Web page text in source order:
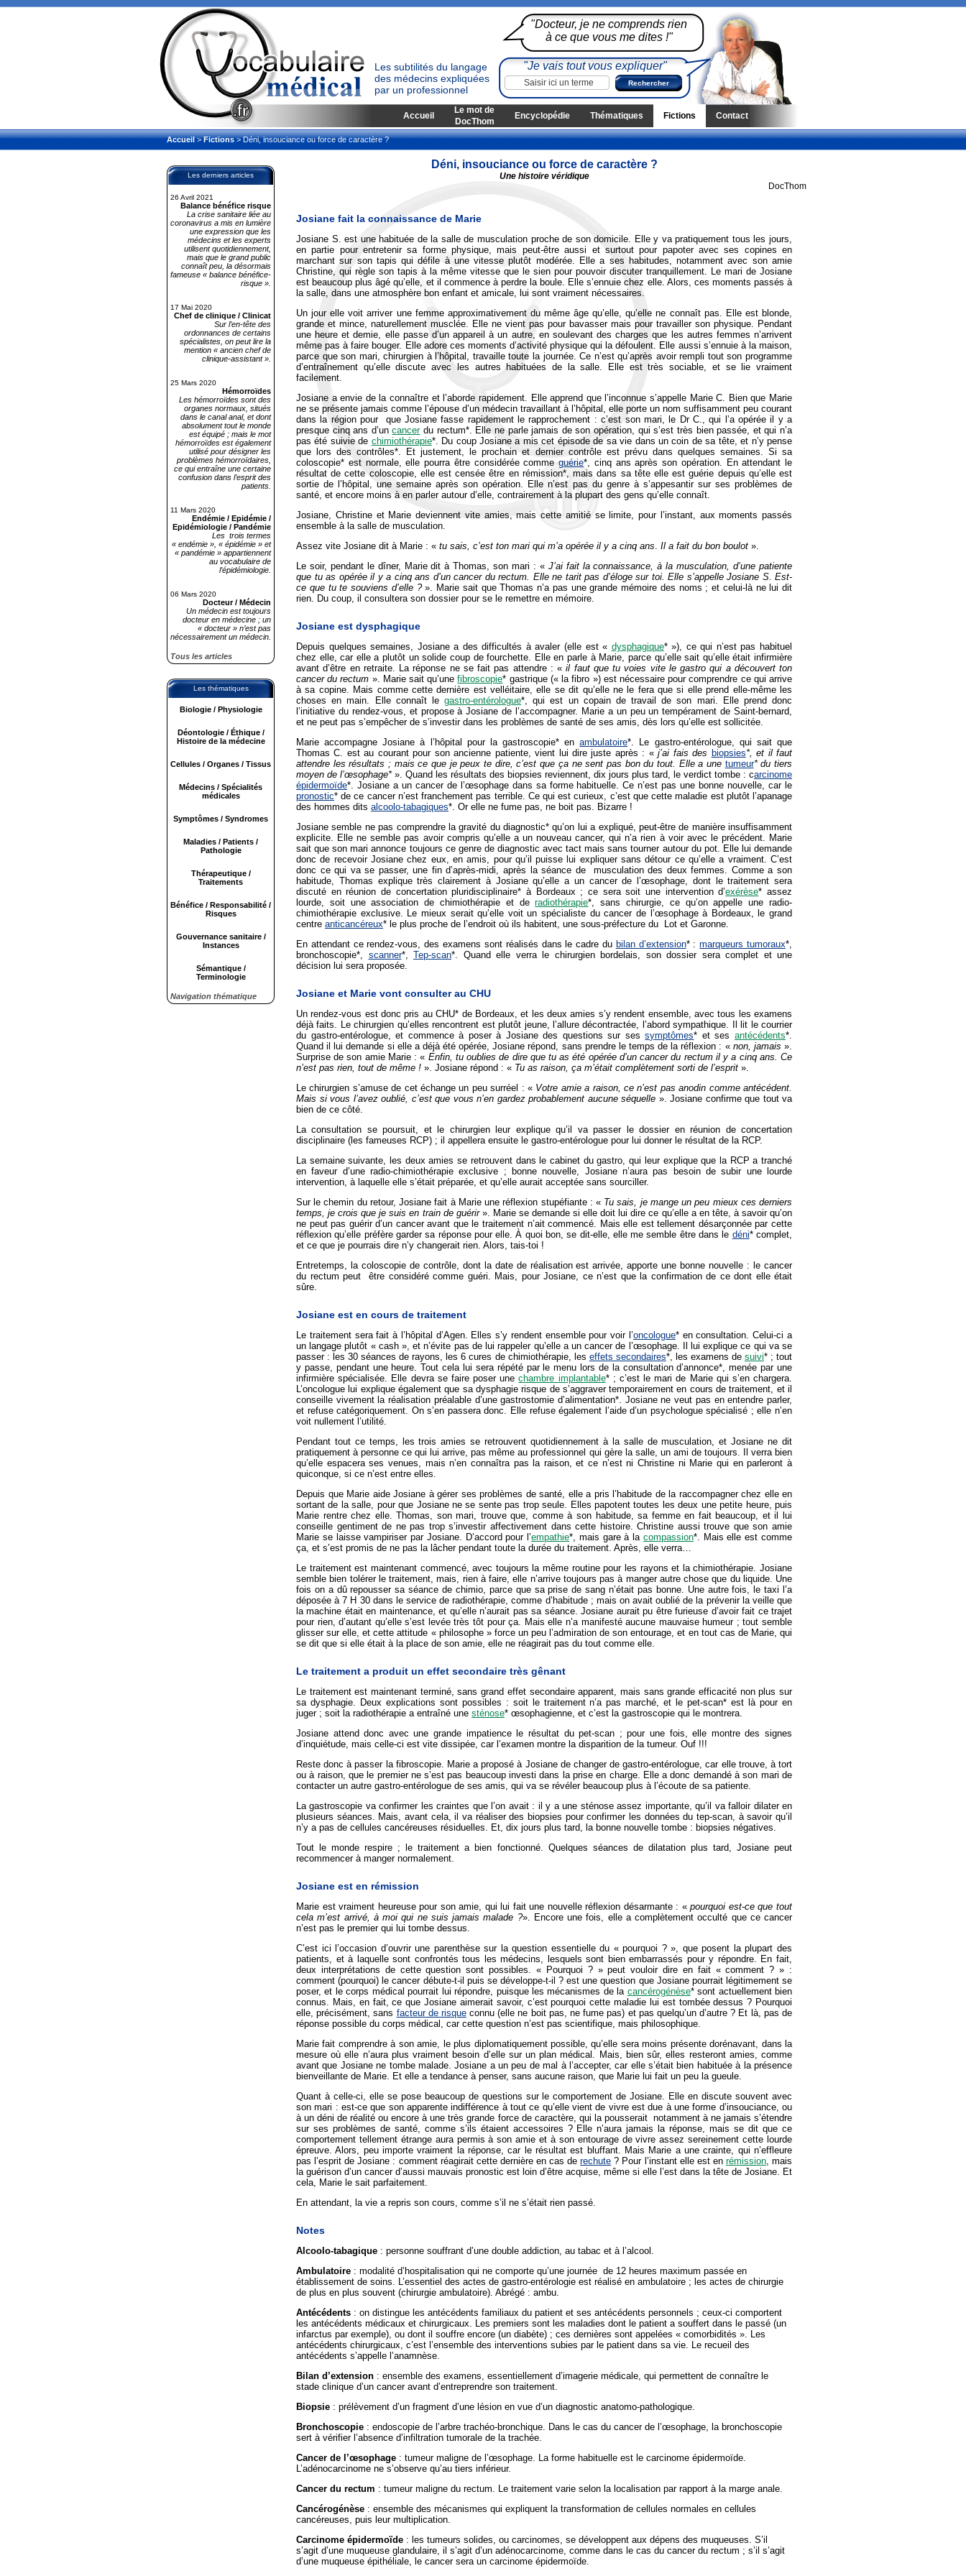
Les subtilités du langage
des médecins expliquées
par un professionnel
"Docteur, je ne comprends rien
à ce que vous me dites !"
"Je vais tout vous expliquer"
Accueil
Le mot de
DocThom
Encyclopédie Thématiques Fictions Contact
Accueil>Fictions> Déni, insouciance ou force de caractère ?
Les derniers articles
26 Avril 2021
Balance bénéfice risque
La crise sanitaire liée au
coronavirus a mis en lumière
une expression que les
médecins et les experts
utilisent quotidiennement,
mais que le grand public
connaît peu, la désormais
fameuse « balance bénéfice-
risque ».
17 Mai 2020
Chef de clinique / Clinicat
Sur l’en-tête des
ordonnances de certains
spécialistes, on peut lire la
mention « ancien chef de
clinique-assistant ».
25 Mars 2020
Hémorroïdes
Les hémorroïdes sont des
organes normaux, situés
dans le canal anal, et dont
absolument tout le monde
est équipé ; mais le mot
hémorroïdes est également
utilisé pour désigner les
problèmes hémorroïdaires,
ce qui entraîne une certaine
confusion dans l’esprit des
patients.
11 Mars 2020
Endémie / Epidémie /
Epidémiologie / Pandémie
Les trois termes
« endémie », « épidémie » et
« pandémie » appartiennent
au vocabulaire de
l’épidémiologie.
06 Mars 2020
Docteur / Médecin
Un médecin est toujours
docteur en médecine ; un
« docteur » n’est pas
nécessairement un médecin.
Tous les articles
Les thématiques
Biologie / Physiologie
Déontologie / Éthique /
Histoire de la médecine
Cellules / Organes / Tissus
Médecins / Spécialités
médicales
Symptômes / Syndromes
Maladies / Patients /
Pathologie
Thérapeutique /
Traitements
Bénéfice / Responsabilité /
Risques
Gouvernance sanitaire /
Instances
Sémantique /
Terminologie
Navigation thématique
Déni, insouciance ou force de caractère ?
Une histoire véridique
DocThom
Josiane fait la connaissance de Marie
Josiane S. est une habituée de la salle de musculation proche de son domicile. Elle y va pratiquement tous les jours,
en partie pour entretenir sa forme physique, mais peut-être aussi et surtout pour papoter avec ses copines en
marchant sur son tapis qui défile à une vitesse plutôt modérée. Elle a ses habitudes, notamment avec son amie
Christine, qui règle son tapis à la même vitesse que le sien pour pouvoir discuter tranquillement. Le mari de Josiane
est beaucoup plus âgé qu’elle, et il commence à perdre la boule. Elle s’ennuie chez elle. Alors, ces moments passés à
la salle, dans une atmosphère bon enfant et amicale, lui sont vraiment nécessaires.
Un jour elle voit arriver une femme approximativement du même âge qu’elle, qu’elle ne connaît pas. Elle est blonde,
grande et mince, naturellement musclée. Elle ne vient pas pour bavasser mais pour travailler son physique. Pendant
une heure et demie, elle passe d’un appareil à un autre, en soulevant des charges que les autres femmes n’arrivent
même pas à faire bouger. Elle adore ces moments d’activité physique qui la défoulent. Elle aussi s’ennuie à la maison,
parce que son mari, chirurgien à l’hôpital, travaille toute la journée. Ce n’est qu’après avoir rempli tout son programme
d’entraînement qu’elle discute avec les autres habituées de la salle. Elle est très sociable, et se lie vraiment
facilement.
Josiane a envie de la connaître et l’aborde rapidement. Elle apprend que l’inconnue s’appelle Marie C. Bien que Marie
ne se présente jamais comme l’épouse d’un médecin travaillant à l’hôpital, elle porte un nom suffisamment peu courant
dans la région pour que Josiane fasse rapidement le rapprochement : c’est son mari, le Dr C., qui l’a opérée il y a
presque cinq ans d’uncancerdu rectum*. Elle ne parle jamais de son opération, qui s’est très bien passée, et qui n’a
pas été suivie de chimiothérapie*. Du coup Josiane a mis cet épisode de sa vie dans un coin de sa tête, et n’y pense
que lors des contrôles*. Et justement, le prochain et dernier contrôle est prévu dans quelques semaines. Si sa
coloscopie* est normale, elle pourra être considérée comme guérie*, cinq ans après son opération. En attendant le
résultat de cette coloscopie, elle est censée être en rémission*, mais dans sa tête elle est guérie depuis qu’elle est
sortie de l’hôpital, une semaine après son opération. Elle n’est pas du genre à s’appesantir sur ses problèmes de
santé, et encore moins à en parler autour d’elle, contrairement à la plupart des gens qu’elle connaît.
Josiane, Christine et Marie deviennent vite amies, mais cette amitié se limite, pour l’instant, aux moments passés
ensemble à la salle de musculation.
Assez vite Josiane dit à Marie : « tu sais, c’est ton mari qui m’a opérée il y a cinq ans. Il a fait du bon boulot ».
Le soir, pendant le dîner, Marie dit à Thomas, son mari : « J’ai fait la connaissance, à la musculation, d’une patiente
que tu as opérée il y a cinq ans d’un cancer du rectum. Elle ne tarit pas d’éloge sur toi. Elle s’appelle Josiane S. Est-
ce que tu te souviens d’elle ?». Marie sait que Thomas n’a pas une grande mémoire des noms ; et celui-là ne lui dit
rien. Du coup, il consultera son dossier pour se le remettre en mémoire.
Josiane est dysphagique
Depuis quelques semaines, Josiane a des difficultés à avaler (elle est « dysphagique* »), ce qui n’est pas habituel
chez elle, car elle a plutôt un solide coup de fourchette. Elle en parle à Marie, parce qu’elle sait qu’elle était infirmière
avant d’être en retraite. La réponse ne se fait pas attendre : «il faut que tu voies vite le gastro qui a découvert ton
cancer du rectum ». Marie sait qu’unefibroscopie* gastrique (« la fibro ») est nécessaire pour comprendre ce qui arrive
à sa copine. Mais comme cette dernière est velléitaire, elle se dit qu’elle ne le fera que si elle prend elle-même les
choses en main. Elle connaît le gastro-entérologue*, qui est un copain de travail de son mari. Elle prend donc
l’initiative du rendez-vous, et propose à Josiane de l’accompagner. Marie a un peu un tempérament de Saint-bernard,
et ne peut pas s’empêcher de s’investir dans les problèmes de santé de ses amis, dès lors qu’elle est sollicitée.
Marie accompagne Josiane à l’hôpital pour la gastroscopie* enambulatoire*. Le gastro-entérologue, qui sait que
Thomas C. est au courant pour son ancienne patiente, vient lui dire juste après : «j’ai fais des biopsies*, et il faut
attendre les résultats ; mais ce que je peux te dire, c’est que ça ne sent pas bon du tout. Elle a une tumeur* du tiers
moyen de l’œsophage*». Quand les résultats des biopsies reviennent, dix jours plus tard, le verdict tombe : carcinome
épidermoïde*. Josiane a un cancer de l’œsophage dans sa forme habituelle. Ce n’est pas une bonne nouvelle, car le
pronostic* de ce cancer n’est franchement pas terrible. Ce qui est curieux, c’est que cette maladie est plutôt l’apanage
des hommes dits alcoolo-tabagiques*. Or elle ne fume pas, ne boit pas. Bizarre !
Josiane semble ne pas comprendre la gravité du diagnostic* qu’on lui a expliqué, peut-être de manière insuffisamment
explicite. Elle ne semble pas avoir compris qu’elle a un nouveau cancer, qui n’a rien à voir avec le précédent. Marie
sait que son mari annonce toujours ce genre de diagnostic avec tact mais sans tourner autour du pot. Elle lui demande
donc de recevoir Josiane chez eux, en amis, pour qu’il puisse lui expliquer sans détour ce qu’elle a vraiment. C’est
donc ce qui va se passer, une fin d’après-midi, après la séance de musculation des deux femmes. Comme a son
habitude, Thomas explique très clairement à Josiane qu’elle a un cancer de l’œsophage, dont le traitement sera
discuté en réunion de concertation pluridisciplinaire* à Bordeaux ; ce sera soit une intervention d’exérèse* assez
lourde, soit une association de chimiothérapie et deradiothérapie*, sans chirurgie, ce qu’on appelle une radio-
chimiothérapie exclusive. Le mieux serait qu’elle voit un spécialiste du cancer de l’œsophage à Bordeaux, le grand
centre anticancéreux* le plus proche de l’endroit où ils habitent, une sous-préfecture du Lot et Garonne.
En attendant ce rendez-vous, des examens sont réalisés dans le cadre du bilan d’extension* :marqueurs tumoraux*,
bronchoscopie*, scanner*, Tep-scan*. Quand elle verra le chirurgien bordelais, son dossier sera complet et une
décision lui sera proposée.
Josiane et Marie vont consulter au CHU
Un rendez-vous est donc pris au CHU* de Bordeaux, et les deux amies s’y rendent ensemble, avec tous les examens
déjà faits. Le chirurgien qu’elles rencontrent est plutôt jeune, l’allure décontractée, l’abord sympathique. Il lit le courrier
du gastro-entérologue, et commence à poser à Josiane des questions sur sessymptômes* et sesantécédents*.
Quand il lui demande si elle a déjà été opérée, Josiane répond, sans prendre le temps de la réflexion : « non, jamais ».
Surprise de son amie Marie : « Enfin, tu oublies de dire que tu as été opérée d’un cancer du rectum il y a cinq ans. Ce
n’est pas rien, tout de même ! ». Josiane répond : « Tu as raison, ça m’était complètement sorti de l’esprit ».
Le chirurgien s’amuse de cet échange un peu surréel : « Votre amie a raison, ce n’est pas anodin comme antécédent.
Mais si vous l’avez oublié, c’est que vous n’en gardez probablement aucune séquelle ». Josiane confirme que tout va
bien de ce côté.
La consultation se poursuit, et le chirurgien leur explique qu’il va passer le dossier en réunion de concertation
disciplinaire (les fameuses RCP) ; il appellera ensuite le gastro-entérologue pour lui donner le résultat de la RCP.
La semaine suivante, les deux amies se retrouvent dans le cabinet du gastro, qui leur explique que la RCP a tranché
en faveur d’une radio-chimiothérapie exclusive ; bonne nouvelle, Josiane n’aura pas besoin de subir une lourde
intervention, à laquelle elle s’était préparée, et qu’elle aurait acceptée sans sourciller.
Sur le chemin du retour, Josiane fait à Marie une réflexion stupéfiante : « Tu sais, je mange un peu mieux ces derniers
temps, je crois que je suis en train de guérir ». Marie se demande si elle doit lui dire ce qu’elle a en tête, à savoir qu’on
ne peut pas guérir d’un cancer avant que le traitement n’ait commencé. Mais elle est tellement désarçonnée par cette
réflexion qu’elle préfère garder sa réponse pour elle. À quoi bon, se dit-elle, elle me semble être dans le déni* complet,
et ce que je pourrais dire n’y changerait rien. Alors, tais-toi !
Entretemps, la coloscopie de contrôle, dont la date de réalisation est arrivée, apporte une bonne nouvelle : le cancer
du rectum peut être considéré comme guéri. Mais, pour Josiane, ce n’est que la confirmation de ce dont elle était
sûre.
Josiane est en cours de traitement
Le traitement sera fait à l’hôpital d’Agen. Elles s’y rendent ensemble pour voir l’oncologue* en consultation. Celui-ci a
un langage plutôt « cash », et n’évite pas de lui rappeler qu’elle a un cancer de l’œsophage. Il lui explique ce qui va se
passer : les 30 séances de rayons, les 6 cures de chimiothérapie, les effets secondaires*, les examens de suivi* ; tout
y passe, pendant une heure. Tout cela lui sera répété par le menu lors de la consultation d’annonce*, menée par une
infirmière spécialisée. Elle devra se faire poser unechambre implantable* ; c’est le mari de Marie qui s’en chargera.
L’oncologue lui explique également que sa dysphagie risque de s’aggraver temporairement en cours de traitement, et il
conseille vivement la réalisation préalable d’une gastrostomie d’alimentation*. Josiane ne veut pas en entendre parler,
et refuse catégoriquement. On s’en passera donc. Elle refuse également l’aide d’un psychologue spécialisé ; elle n’en
voit nullement l’utilité.
Pendant tout ce temps, les trois amies se retrouvent quotidiennement à la salle de musculation, et Josiane ne dit
pratiquement à personne ce qui lui arrive, pas même au professionnel qui gère la salle, un ami de toujours. Il verra bien
qu’elle espacera ses venues, mais n’en connaîtra pas la raison, et ce n’est ni Christine ni Marie qui en parleront à
quiconque, si ce n’est entre elles.
Depuis que Marie aide Josiane à gérer ses problèmes de santé, elle a pris l’habitude de la raccompagner chez elle en
sortant de la salle, pour que Josiane ne se sente pas trop seule. Elles papotent toutes les deux une petite heure, puis
Marie rentre chez elle. Thomas, son mari, trouve que, comme à son habitude, sa femme en fait beaucoup, et il lui
conseille gentiment de ne pas trop s’investir affectivement dans cette histoire. Christine aussi trouve que son amie
Marie se laisse vampiriser par Josiane. D’accord pour l’empathie*, mais gare à la compassion*. Mais elle est comme
ça, et s’est promis de ne pas la lâcher pendant toute la durée du traitement. Après, elle verra…
Le traitement est maintenant commencé, avec toujours la même routine pour les rayons et la chimiothérapie. Josiane
semble bien tolérer le traitement, mais, rien à faire, elle n’arrive toujours pas à manger autre chose que du liquide. Une
fois on a dû repousser sa séance de chimio, parce que sa prise de sang n’était pas bonne. Une autre fois, le taxi l’a
déposée à 7 H 30 dans le service de radiothérapie, comme d’habitude ; mais on avait oublié de la prévenir la veille que
la machine était en maintenance, et qu’elle n’aurait pas sa séance. Josiane aurait pu être furieuse d’avoir fait ce trajet
pour rien, d’autant qu’elle s’est levée très tôt pour ça. Mais elle n’a manifesté aucune mauvaise humeur ; tout semble
glisser sur elle, et cette attitude « philosophe » force un peu l’admiration de son entourage, et en tout cas de Marie, qui
se dit que si elle était à la place de son amie, elle ne réagirait pas du tout comme elle.
Le traitement a produit un effet secondaire très gênant
Le traitement est maintenant terminé, sans grand effet secondaire apparent, mais sans grande efficacité non plus sur
sa dysphagie. Deux explications sont possibles : soit le traitement n’a pas marché, et le pet-scan* est là pour en
juger ; soit la radiothérapie a entraîné une sténose* œsophagienne, et c’est la gastroscopie qui le montrera.
Josiane attend donc avec une grande impatience le résultat du pet-scan ; pour une fois, elle montre des signes
d’inquiétude, mais celle-ci est vite dissipée, car l’examen montre la disparition de la tumeur. Ouf !!!
Reste donc à passer la fibroscopie. Marie a proposé à Josiane de changer de gastro-entérologue, car elle trouve, à tort
ou à raison, que le premier ne s’est pas beaucoup investi dans la prise en charge. Elle a donc demandé à son mari de
contacter un autre gastro-entérologue de ses amis, qui va se révéler beaucoup plus à l’écoute de sa patiente.
La gastroscopie va confirmer les craintes que l’on avait : il y a une sténose assez importante, qu’il va falloir dilater en
plusieurs séances. Mais, avant cela, il va réaliser des biopsies pour confirmer les données du tep-scan, à savoir qu’il
n’y a pas de cellules cancéreuses résiduelles. Et, dix jours plus tard, la bonne nouvelle tombe : biopsies négatives.
Tout le monde respire ; le traitement a bien fonctionné. Quelques séances de dilatation plus tard, Josiane peut
recommencer à manger normalement.
Josiane est en rémission
Marie est vraiment heureuse pour son amie, qui lui fait une nouvelle réflexion désarmante : «pourquoi est-ce que tout
cela m’est arrivé, à moi qui ne suis jamais malade ?». Encore une fois, elle a complètement occulté que ce cancer
n’est pas le premier qui lui tombe dessus.
C’est ici l’occasion d’ouvrir une parenthèse sur la question essentielle du « pourquoi ? », que posent la plupart des
patients, et à laquelle sont confrontés tous les médecins, lesquels sont bien embarrassés pour y répondre. En fait,
deux interprétations de cette question sont possibles. « Pourquoi ? » peut vouloir dire en fait « comment ? » :
comment (pourquoi) le cancer débute-t-il puis se développe-t-il ? est une question que Josiane pourrait légitimement se
poser, et le corps médical pourrait lui répondre, puisque les mécanismes de la cancérogénèse* sont actuellement bien
connus. Mais, en fait, ce que Josiane aimerait savoir, c’est pourquoi cette maladie lui est tombée dessus ? Pourquoi
elle, précisément, sans facteur de risqueconnu (elle ne boit pas, ne fume pas) et pas quelqu’un d’autre ? Et là, pas de
réponse possible du corps médical, car cette question n’est pas scientifique, mais philosophique.
Marie fait comprendre à son amie, le plus diplomatiquement possible, qu’elle sera moins présente dorénavant, dans la
mesure où elle n’aura plus vraiment besoin d’elle sur un plan médical. Mais, bien sûr, elles resteront amies, comme
avant que Josiane ne tombe malade. Josiane a un peu de mal à l’accepter, car elle s’était bien habituée à la présence
bienveillante de Marie. Et elle a tendance à penser, sans aucune raison, que Marie lui fait un peu la gueule.
Quant à celle-ci, elle se pose beaucoup de questions sur le comportement de Josiane. Elle en discute souvent avec
son mari : est-ce que son apparente indifférence à tout ce qu’elle vient de vivre est due à une forme d’insouciance, ou
à un déni de réalité ou encore à une très grande force de caractère, qui la pousserait notamment à ne jamais s’étendre
sur ses problèmes de santé, comme s’ils étaient accessoires ? Elle n’aura jamais la réponse, mais se dit que ce
comportement tellement étrange aura permis à son amie et à son entourage de vivre assez sereinement cette lourde
épreuve. Alors, peu importe vraiment la réponse, car le résultat est bluffant. Mais Marie a une crainte, qui n’effleure
pas l’esprit de Josiane : comment réagirait cette dernière en cas derechute ? Pour l’instant elle est en rémission, mais
la guérison d’un cancer d’aussi mauvais pronostic est loin d’être acquise, même si elle l’est dans la tête de Josiane. Et
cela, Marie le sait parfaitement.
En attendant, la vie a repris son cours, comme s’il ne s’était rien passé.
Notes
Alcoolo-tabagique : personne souffrant d’une double addiction, au tabac et à l’alcool.
Ambulatoire : modalité d’hospitalisation qui ne comporte qu’une journée de 12 heures maximum passée en
établissement de soins. L’essentiel des actes de gastro-entérologie est réalisé en ambulatoire ; les actes de chirurgie
de plus en plus souvent (chirurgie ambulatoire). Abrégé : ambu.
Antécédents : on distingue les antécédents familiaux du patient et ses antécédents personnels ; ceux-ci comportent
les antécédents médicaux et chirurgicaux. Les premiers sont les maladies dont le patient a souffert dans le passé (un
infarctus par exemple), ou dont il souffre encore (un diabète) ; ces dernières sont appelées « comorbidités ». Les
antécédents chirurgicaux, c’est l’ensemble des interventions subies par le patient dans sa vie. Le recueil des
antécédents s’appelle l’anamnèse.
Bilan d’extension : ensemble des examens, essentiellement d’imagerie médicale, qui permettent de connaître le
stade clinique d’un cancer avant d’entreprendre son traitement.
Biopsie : prélèvement d’un fragment d’une lésion en vue d’un diagnostic anatomo-pathologique.
Bronchoscopie : endoscopie de l’arbre trachéo-bronchique. Dans le cas du cancer de l’œsophage, la bronchoscopie
sert à vérifier l’absence d’infiltration tumorale de la trachée.
Cancer de l’œsophage : tumeur maligne de l’œsophage. La forme habituelle est le carcinome épidermoïde.
L’adénocarcinome ne s’observe qu’au tiers inférieur.
Cancer du rectum : tumeur maligne du rectum. Le traitement varie selon la localisation par rapport à la marge anale.
Cancérogénèse : ensemble des mécanismes qui expliquent la transformation de cellules normales en cellules
cancéreuses, puis leur multiplication.
Carcinome épidermoïde : les tumeurs solides, ou carcinomes, se développent aux dépens des muqueuses. S’il
s’agit d’une muqueuse glandulaire, il s’agit d’un adénocarcinome, comme dans le cas du cancer du rectum ; s’il s’agit
d’une muqueuse épithéliale, le cancer sera un carcinome épidermoïde.